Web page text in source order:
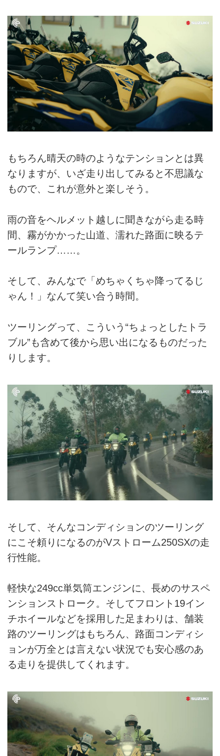
もちろん晴天の時のようなテンションとは異
なりますが、いざ走り出してみると不思議な
もので、これが意外と楽しそう。
雨の音をヘルメット越しに聞きながら走る時
間、霧がかかった山道、濡れた路面に映るテ
ールランプ……。
そして、みんなで「めちゃくちゃ降ってるじ
ゃん！」なんて笑い合う時間。
ツーリングって、こういう“ちょっとしたトラ
ブル”も含めて後から思い出になるものだった
りします。
そして、そんなコンディションのツーリング
にこそ頼りになるのがVストローム250SXの走
行性能。
軽快な249cc単気筒エンジンに、長めのサスペ
ンションストローク。そしてフロント19イン
チホイールなどを採用した足まわりは、舗装
路のツーリングはもちろん、路面コンディシ
ョンが万全とは言えない状況でも安心感のあ
る走りを提供してくれます。